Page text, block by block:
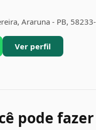
Araruna - PB,
Ver perfil
pode